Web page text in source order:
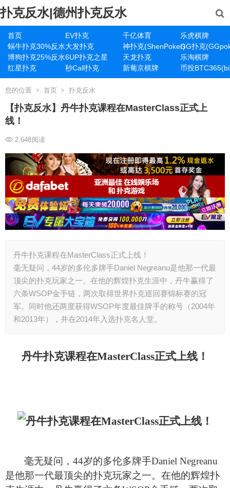
扑克反水|德州扑克反水
首页 EV扑克 千亿体育
乐虎棋牌
蜗牛扑克30%反水大发扑克 神扑克(ShenPoker)GG扑克
博狗扑克25%反水6UP扑克之星 天龙扑克
乐淘棋牌
红星扑克
秒Call扑克 新葡京棋牌 币投
您的位置 首页 扑克反水
【扑克反水】丹牛扑克课程在MasterClass正式上
线！
2,648阅读
丹牛扑克课程在MasterClass正式上线！
毫无疑问，44岁的多伦多牌手Daniel Negreanu是他那一代最
顶尖的扑克玩家之一。在他的辉煌扑克生涯中，丹牛赢得了
六条WSOP金手链，两次取得世界扑克巡回赛锦标赛的冠
军。同时他还两度获得WSOP年度最佳牌手的称号（2004年
和2013年），并在2014年入选扑克名人堂。
丹牛扑克课程在MasterClass正式上线！
毫无疑问，44岁的多伦多牌手Daniel Negreanu
是他那一代最顶尖的扑克玩家之一。在他的辉煌扑